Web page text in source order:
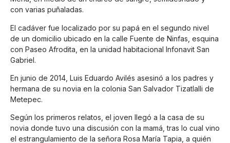
con varias puñaladas.
El cadáver fue localizado por su papá en el segundo nivel
de un domicilio ubicado en la calle Fuente de Ninfas, esquina
con Paseo Afrodita, en la unidad habitacional Infonavit San
Gabriel.
En junio de 2014, Luis Eduardo Avilés asesinó a los padres y
hermana de su novia en la colonia San Salvador Tizatlalli de
Metepec.
Según los primeros relatos, el joven llegó a la casa de su
novia donde tuvo una discusión con la mamá, tras lo cual vino
el estrangulamiento de la señora Rosa María Tapia, a quién